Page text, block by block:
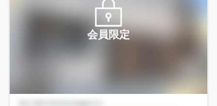
会員限定